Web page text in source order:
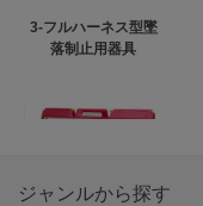
3-フルハーネス型墜
落制止用器具
ジャンルから探す